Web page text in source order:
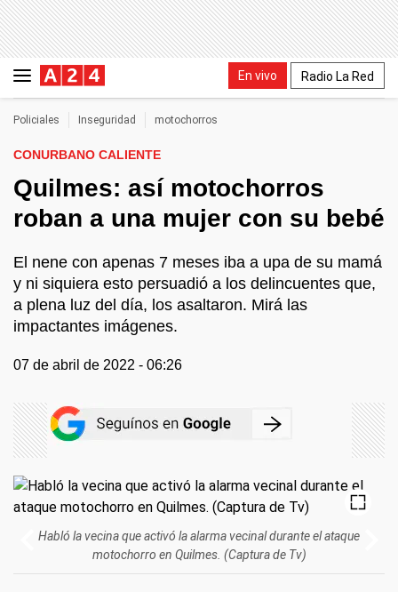
En vivo Radio La Red
Policiales Inseguridad motochorros
CONURBANO CALIENTE
Quilmes: así motochorros
roban a una mujer con su bebé
El nene con apenas 7 meses iba a upa de su mamá
y ni siquiera esto persuadió a los delincuentes que,
a plena luz del día, los asaltaron. Mirá las
impactantes imágenes.
07 de abril de 2022 - 06:26
Habló la vecina que activó la alarma vecinal durante el ataque
motochorro en Quilmes. (Captura de Tv)